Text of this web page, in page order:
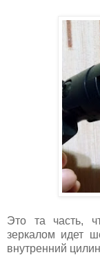
Это та часть,
зеркалом идет
внутренний